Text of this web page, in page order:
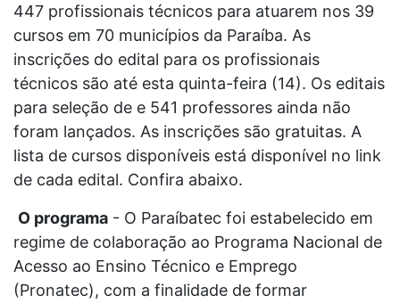
447 profissionais técnicos para atuarem nos 39
cursos em 70 municípios da Paraíba. As
inscrições do edital para os profissionais
técnicos são até esta quinta-feira (14). Os editais
para seleção de e 541 professores ainda não
foram lançados. As inscrições são gratuitas. A
lista de cursos disponíveis está disponível no link
de cada edital. Confira abaixo.
O programa - O Paraíbatec foi estabelecido em
regime de colaboração ao Programa Nacional de
Acesso ao Ensino Técnico e Emprego
(Pronatec), com a finalidade de formar